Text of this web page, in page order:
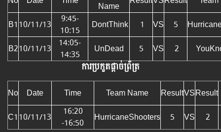
Name
B110/11/13
9:45-
10:15
DontThink 1 VS 5
B210/11/13 14:05-
14:35
UnDead 5 VS 2
ការប្រកួតផ្តាច់ព្រ័ត្រ
No
Date Time Team Name ResultVSResult
C110/11/13
16:20
-16:50
HurricaneShooters 5 VS 2